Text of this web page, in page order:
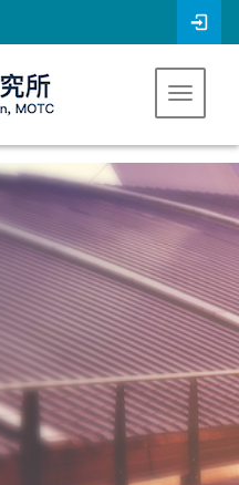
內容
Toggle